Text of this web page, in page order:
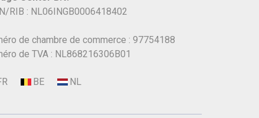
RIB : NL06INGB0006418402
de chambre de commerce : 97754188
de TVA : NL868216306B01